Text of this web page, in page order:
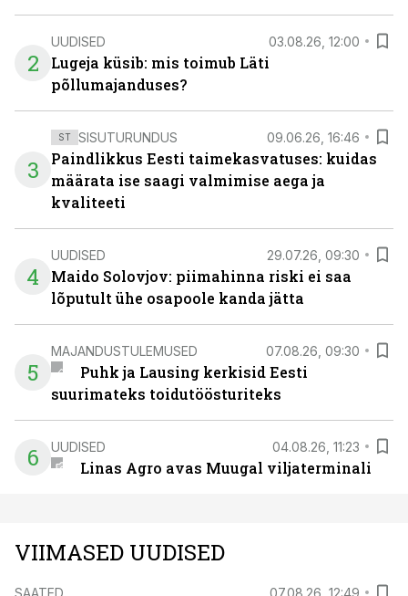
2
UUDISED 03.08.26, 12:00
Lugeja küsib: mis toimub Läti
põllumajanduses?
3
ST SISUTURUNDUS 09.06.26, 16:46
Paindlikkus Eesti taimekasvatuses: kuidas
määrata ise saagi valmimise aega ja
kvaliteeti
4
UUDISED 29.07.26, 09:30
Maido Solovjov: piimahinna riski ei saa
lõputult ühe osapoole kanda jätta
5
MAJANDUSTULEMUSED 07.08.26, 09:30
Puhk ja Lausing kerkisid Eesti
suurimateks toidutöösturiteks
6 UUDISED 04.08.26, 11:23
Linas Agro avas Muugal viljaterminali
VIIMASED UUDISED
SAATED 07.08.26, 12:49